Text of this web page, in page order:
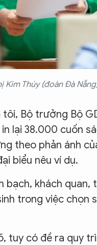
Kim Thúy (đoàn Đà
Bộ trưởng Bộ
lại 38.000 cuốn
theo phản ánh
biểu nêu ví dụ.
khách quan,
trong việc chọn
tuy có đề ra quy